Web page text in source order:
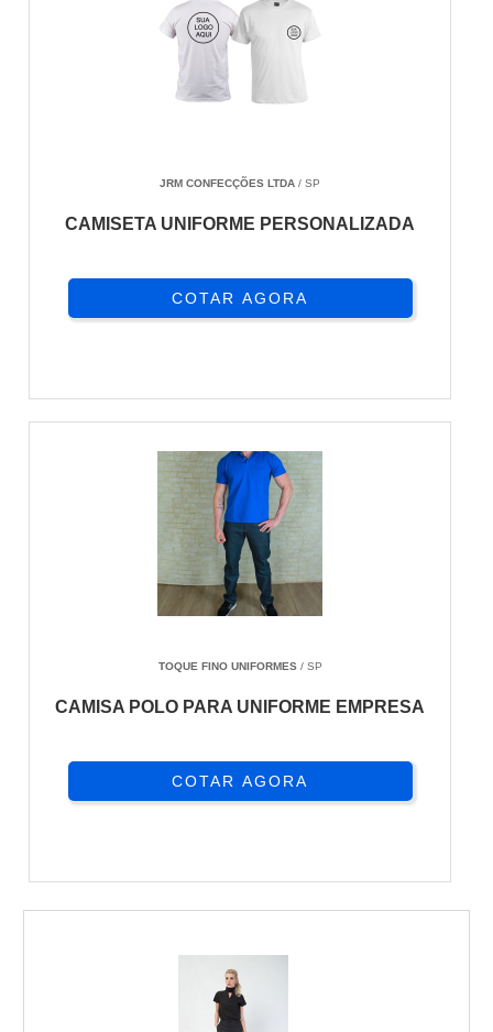
JRM CONFECÇÕES LTDA / SP
CAMISETA UNIFORME PERSONALIZADA
COTAR AGORA
TOQUE FINO UNIFORMES/ SP
CAMISA POLO PARA UNIFORME EMPRESA
COTAR AGORA